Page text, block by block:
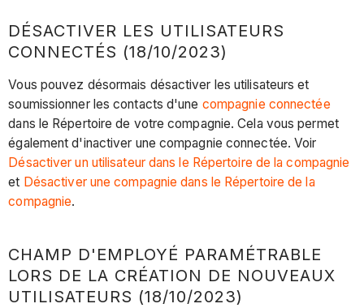
DÉSACTIVER LES UTILISATEURS
CONNECTÉS (18/10/2023)
Vous pouvez désormais désactiver les utilisateurs et
soumissionner les contacts d'une compagnie connectée
dans le Répertoire de votre compagnie. Cela vous permet
également d'inactiver une compagnie connectée. Voir
Désactiver un utilisateur dans le Répertoire de la compagnie
et Désactiver une compagnie dans le Répertoire de la
compagnie.
CHAMP D'EMPLOYÉ PARAMÉTRABLE
LORS DE LA CRÉATION DE NOUVEAUX
UTILISATEURS (18/10/2023)